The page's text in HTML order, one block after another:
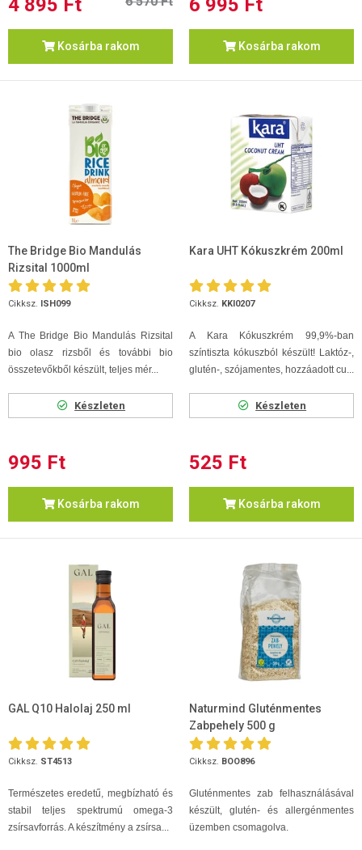
4 895 Ft
Kosárba rakom
6 995 Ft
Kosárba rakom
The Bridge Bio Mandulás
Rizsital 1000ml
Cikksz. ISH099
A The Bridge Bio Mandulás Rizsital
bio olasz rizsből és további bio
összetevőkből készült, teljes mér...
Készleten
995 Ft
Kosárba rakom
Kara UHT Kókuszkrém 200ml
Cikksz. KKI0207
A Kara Kókuszkrém 99,9%-ban
színtiszta kókuszból készült! Laktóz-,
glutén-, szójamentes, hozzáadott cu...
Készleten
525 Ft
Kosárba rakom
GAL Q10 Halolaj 250 ml
Cikksz. ST4513
Természetes eredetű, megbízható és
stabil teljes spektrumú omega-3
zsírsavforrás. A készítmény a zsírsa...
Naturmind Gluténmentes
Zabpehely 500 g
Cikksz. BOO896
Gluténmentes zab felhasználásával
készült, glutén- és allergénmentes
üzemben csomagolva.